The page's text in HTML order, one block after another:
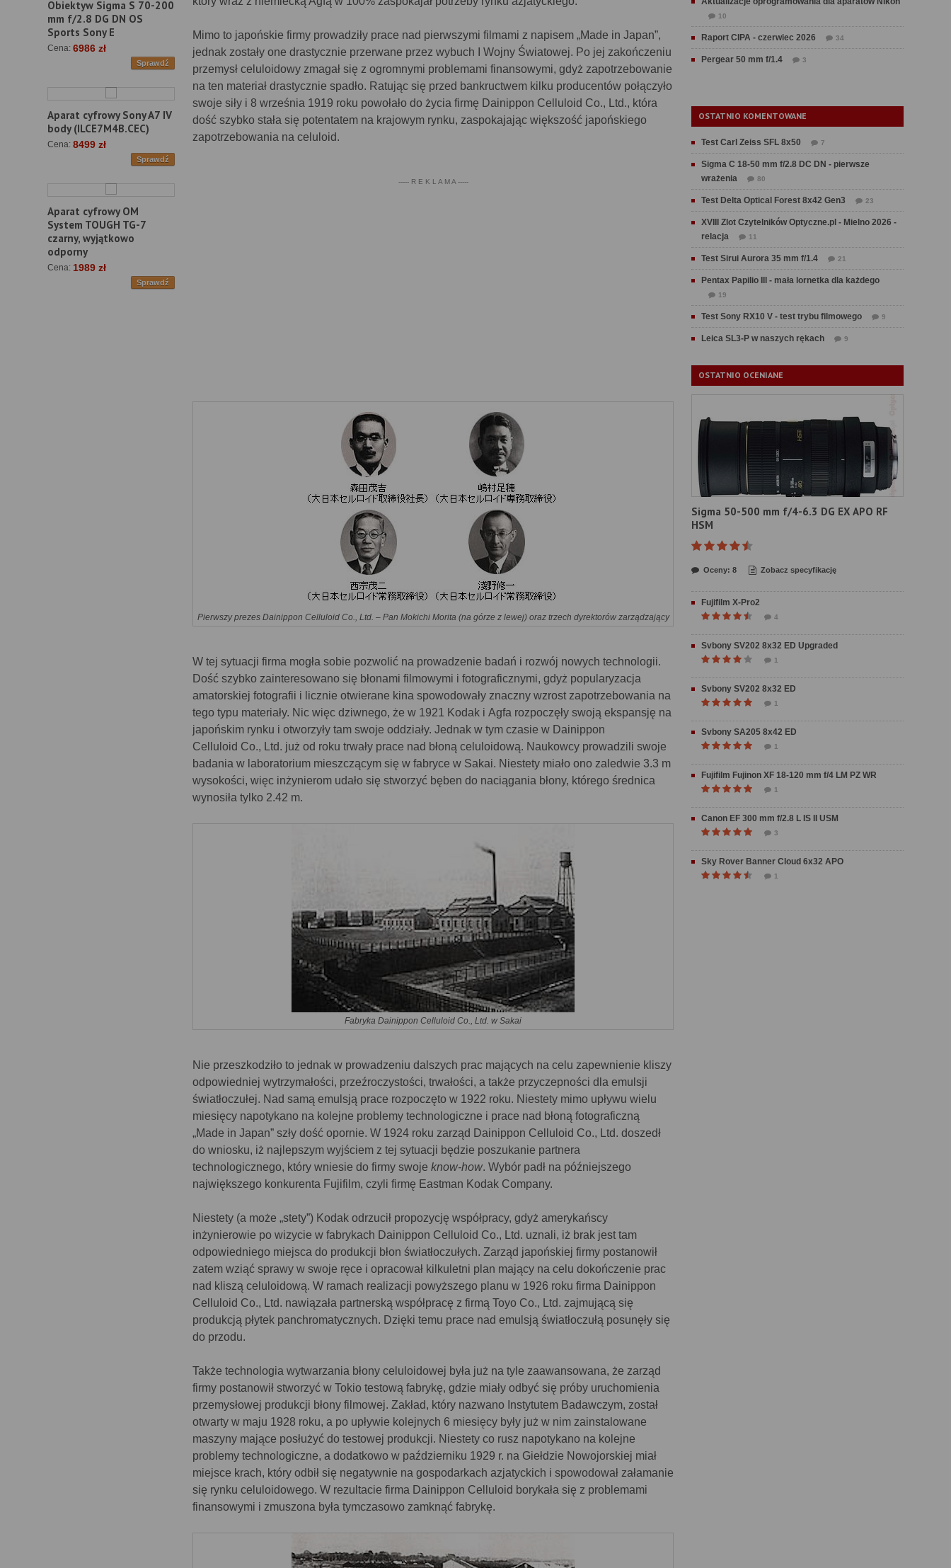
Obiektyw Sigma S 70-200
mm f/2.8 DG DN OS
Sports Sony E
Cena: 6986 zł
Sprawdź
Aparat cyfrowy Sony A7 IV
body (ILCE7M4B.CEC)
Cena: 8499 zł
Sprawdź
Aparat cyfrowy OM
System TOUGH TG-7
czarny, wyjątkowo
odporny
Cena: 1989 zł
Sprawdź
Mimo to japońskie firmy prowadziły prace nad pierwszymi filmami z napisem „Made in Japan”,
jednak zostały one drastycznie przerwane przez wybuch I Wojny Światowej. Po jej zakończeniu
przemysł celuloidowy zmagał się z ogromnymi problemami finansowymi, gdyż zapotrzebowanie
na ten materiał drastycznie spadło. Ratując się przed bankructwem kilku producentów połączyło
swoje siły i 8 września 1919 roku powołało do życia firmę Dainippon Celluloid Co., Ltd., która
dość szybko stała się potentatem na krajowym rynku, zaspokajając większość japońskiego
zapotrzebowania na celuloid.
----- R E K L A M A -----
Pierwszy prezes Dainippon Celluloid Co., Ltd. – Pan Mokichi Morita (na górze z lewej) oraz trzech dyrektorów zarządzający
W tej sytuacji firma mogła sobie pozwolić na prowadzenie badań i rozwój nowych technologii.
Dość szybko zainteresowano się błonami filmowymi i fotograficznymi, gdyż popularyzacja
amatorskiej fotografii i licznie otwierane kina spowodowały znaczny wzrost zapotrzebowania na
tego typu materiały. Nic więc dziwnego, że w 1921 Kodak i Agfa rozpoczęły swoją ekspansję na
japońskim rynku i otworzyły tam swoje oddziały. Jednak w tym czasie w Dainippon
Celluloid Co., Ltd. już od roku trwały prace nad błoną celuloidową. Naukowcy prowadzili swoje
badania w laboratorium mieszczącym się w fabryce w Sakai. Niestety miało ono zaledwie 3.3 m
wysokości, więc inżynierom udało się stworzyć bęben do naciągania błony, którego średnica
wynosiła tylko 2.42 m.
Fabryka Dainippon Celluloid Co., Ltd. w Sakai
Nie przeszkodziło to jednak w prowadzeniu dalszych prac mających na celu zapewnienie kliszy
odpowiedniej wytrzymałości, przeźroczystości, trwałości, a także przyczepności dla emulsji
światłoczułej. Nad samą emulsją prace rozpoczęto w 1922 roku. Niestety mimo upływu wielu
miesięcy napotykano na kolejne problemy technologiczne i prace nad błoną fotograficzną
„Made in Japan” szły dość opornie. W 1924 roku zarząd Dainippon Celluloid Co., Ltd. doszedł
do wniosku, iż najlepszym wyjściem z tej sytuacji będzie poszukanie partnera
technologicznego, który wniesie do firmy swoje know-how. Wybór padł na późniejszego
największego konkurenta Fujifilm, czyli firmę Eastman Kodak Company.
Niestety (a może „stety”) Kodak odrzucił propozycję współpracy, gdyż amerykańscy
inżynierowie po wizycie w fabrykach Dainippon Celluloid Co., Ltd. uznali, iż brak jest tam
odpowiedniego miejsca do produkcji błon światłoczułych. Zarząd japońskiej firmy postanowił
zatem wziąć sprawy w swoje ręce i opracował kilkuletni plan mający na celu dokończenie prac
nad kliszą celuloidową. W ramach realizacji powyższego planu w 1926 roku firma Dainippon
Celluloid Co., Ltd. nawiązała partnerską współpracę z firmą Toyo Co., Ltd. zajmującą się
produkcją płytek panchromatycznych. Dzięki temu prace nad emulsją światłoczułą posunęły się
do przodu.
Także technologia wytwarzania błony celuloidowej była już na tyle zaawansowana, że zarząd
firmy postanowił stworzyć w Tokio testową fabrykę, gdzie miały odbyć się próby uruchomienia
przemysłowej produkcji błony filmowej. Zakład, który nazwano Instytutem Badawczym, został
otwarty w maju 1928 roku, a po upływie kolejnych 6 miesięcy były już w nim zainstalowane
maszyny mające posłużyć do testowej produkcji. Niestety co rusz napotykano na kolejne
problemy technologiczne, a dodatkowo w październiku 1929 r. na Giełdzie Nowojorskiej miał
miejsce krach, który odbił się negatywnie na gospodarkach azjatyckich i spowodował załamanie
się rynku celuloidowego. W rezultacie firma Dainippon Celluloid borykała się z problemami
finansowymi i zmuszona była tymczasowo zamknąć fabrykę.
10
Raport CIPA - czerwiec 2026 34
Pergear 50 mm f/1.4 3
OSTATNIO KOMENTOWANE
Test Carl Zeiss SFL 8x50 7
Sigma C 18-50 mm f/2.8 DC DN - pierwsze
wrażenia
80
Test Delta Optical Forest 8x42 Gen3 23
XVIII Zlot Czytelników Optyczne.pl - Mielno 2026 -
relacja
11
Test Sirui Aurora 35 mm f/1.4 21
Pentax Papilio III - mała lornetka dla każdego
19
Test Sony RX10 V - test trybu filmowego 9
Leica SL3-P w naszych rękach 9
OSTATNIO OCENIANE
Sigma 50-500 mm f/4-6.3 DG EX APO RF
HSM
Oceny: 8 Zobacz specyfikację
Fujifilm X-Pro2
4
Svbony SV202 8x32 ED Upgraded
1
Svbony SV202 8x32 ED
1
Svbony SA205 8x42 ED
1
Fujifilm Fujinon XF 18-120 mm f/4 LM PZ WR
1
Canon EF 300 mm f/2.8 L IS II USM
3
Sky Rover Banner Cloud 6x32 APO
1